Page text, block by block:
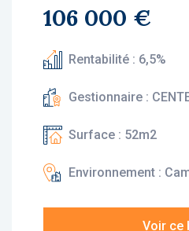
106 000 €
Rentabilité : 6,5%
Gestionnaire :
Surface : 52m2
Environnement :
Voir ce